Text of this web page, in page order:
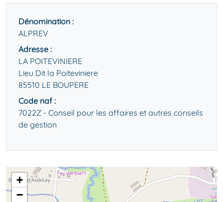
Dénomination :
ALPREV
Adresse :
LA POITEVINIERE
Lieu Dit la Poiteviniere
85510 LE BOUPERE
Code naf :
7022Z - Conseil pour les affaires et autres conseils
de gestion
+
−